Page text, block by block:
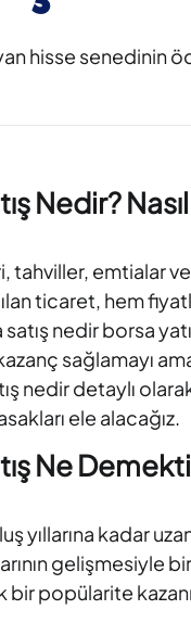
hisse senedinin
Nedir? Nasıl
tahviller, emtialar
ticaret, hem
nedir borsa
sağlamayı
detaylı olarak
ele alacağız.
Ne
yıllarına kadar
gelişmesiyle
bir popülarite